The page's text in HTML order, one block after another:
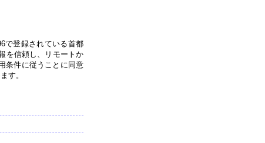
で登録されている首都
を信頼し、リモートか
条件に従うことに同意
す。